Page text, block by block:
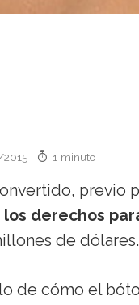
2015 1 minuto
previo
los derechos
de
de cómo el